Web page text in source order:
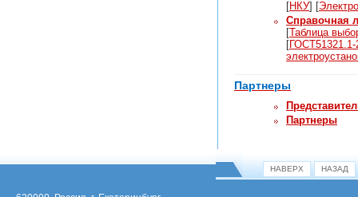
[НКУ] [
Справочная
[Таблица
[ГОСТ51321.1-
Партнеры
Партнеры
НАВЕРХ НАЗАД